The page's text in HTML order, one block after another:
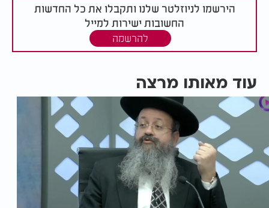
הירשמו לניוזלטר שלנו ותקבלו את כל החדשות
החשובות ישירות למייל
להרשמה
עוד מאותו מרצה